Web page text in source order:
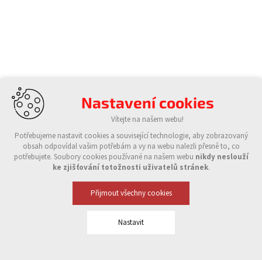
Nastavení cookies
Vítejte na našem webu!
Potřebujeme nastavit cookies a související technologie, aby zobrazovaný
obsah odpovídal vašim potřebám a vy na webu nalezli přesně to, co
potřebujete. Soubory cookies používané na našem webu nikdy neslouží
ke zjišťování totožnosti uživatelů stránek.
Přijmout všechny cookies
Nastavit